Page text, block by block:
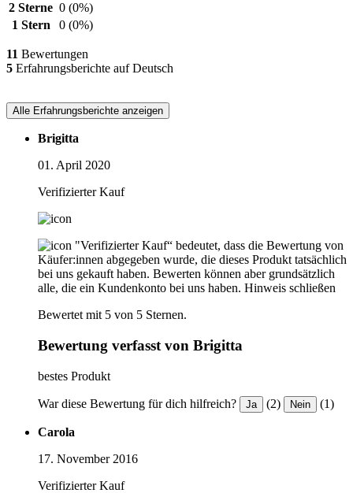
2 Sterne 0 (0%)
1 Stern
0 (0%)
11 Bewertungen
5 Erfahrungsberichte auf Deutsch
Alle Erfahrungsberichte anzeigen
Brigitta
01. April 2020
Verifizierter Kauf
"Verifizierter Kauf“ bedeutet, dass die Bewertung von
Käufer:innen abgegeben wurde, die dieses Produkt tatsächlich
bei uns gekauft haben. Bewerten können aber grundsätzlich
alle, die ein Kundenkonto bei uns haben. Hinweis schließen
Bewertet mit 5 von 5 Sternen.
Bewertung verfasst von Brigitta
bestes Produkt
War diese Bewertung für dich hilfreich? Ja (2) Nein (1)
Carola
17. November 2016
Verifizierter Kauf